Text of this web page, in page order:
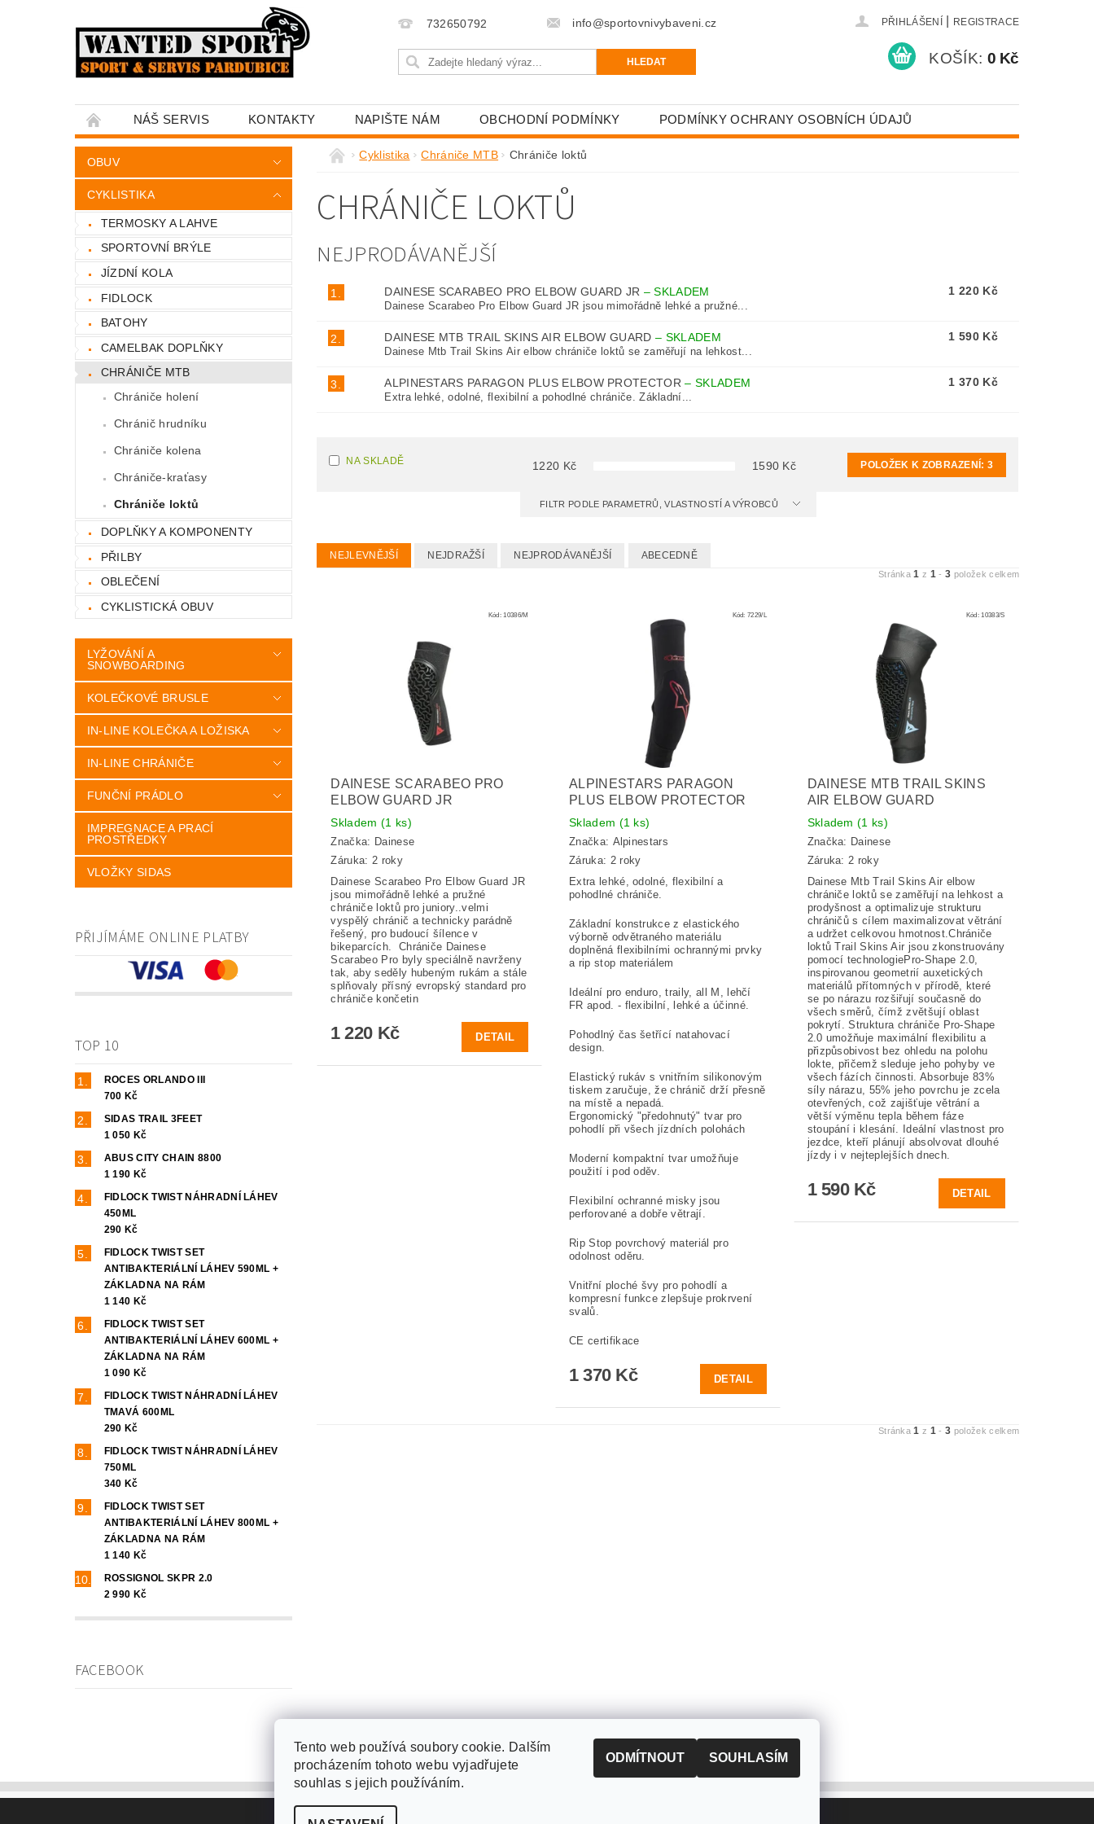
732650792 info@sportovnivybaveni.cz PŘIHLÁŠENÍ REGISTRACE
KOŠÍK: 0 Kč
NÁŠ SERVIS KONTAKTY NAPIŠTE NÁM OBCHODNÍ PODMÍNKY PODMÍNKY OCHRANY OSOBNÍCH ÚDAJŮ
OBUV
CYKLISTIKA
TERMOSKY A LAHVE
SPORTOVNÍ BRÝLE
JÍZDNÍ KOLA
FIDLOCK
BATOHY
CAMELBAK DOPLŇKY
CHRÁNIČE MTB
Chrániče holení
Chránič hrudníku
Chrániče kolena
Chrániče-kraťasy
Chrániče loktů
DOPLŇKY A KOMPONENTY
PŘILBY
OBLEČENÍ
CYKLISTICKÁ OBUV
LYŽOVÁNÍ A
SNOWBOARDING
KOLEČKOVÉ BRUSLE
IN-LINE KOLEČKA A LOŽISKA
IN-LINE CHRÁNIČE
FUNČNÍ PRÁDLO
IMPREGNACE A PRACÍ
PROSTŘEDKY
VLOŽKY SIDAS
PŘIJÍMÁME ONLINE PLATBY
TOP 10
ROCES ORLANDO III
700 Kč
SIDAS TRAIL 3FEET
1 050 Kč
ABUS CITY CHAIN 8800
1 190 Kč
FIDLOCK TWIST NÁHRADNÍ LÁHEV
450ML
290 Kč
FIDLOCK TWIST SET
ANTIBAKTERIÁLNÍ LÁHEV 590ML +
ZÁKLADNA NA RÁM
1 140 Kč
FIDLOCK TWIST SET
ANTIBAKTERIÁLNÍ LÁHEV 600ML +
ZÁKLADNA NA RÁM
1 090 Kč
FIDLOCK TWIST NÁHRADNÍ LÁHEV
TMAVÁ 600ML
290 Kč
FIDLOCK TWIST NÁHRADNÍ LÁHEV
750ML
340 Kč
FIDLOCK TWIST SET
ANTIBAKTERIÁLNÍ LÁHEV 800ML +
ZÁKLADNA NA RÁM
1 140 Kč
ROSSIGNOL SKPR 2.0
2 990 Kč
FACEBOOK
Cyklistika Chrániče MTB Chrániče loktů
CHRÁNIČE LOKTŮ
NEJPRODÁVANĚJŠÍ
1. DAINESE SCARABEO PRO ELBOW GUARD JR –SKLADEM
Dainese Scarabeo Pro Elbow Guard JR jsou mimořádně lehké a pružné...
1 220 Kč
2. DAINESE MTB TRAIL SKINS AIR ELBOW GUARD– SKLADEM
Dainese Mtb Trail Skins Air elbow chrániče loktů se zaměřují na lehkost...
1 590 Kč
3. ALPINESTARS PARAGON PLUS ELBOW PROTECTOR– SKLADEM
Extra lehké, odolné, flexibilní a pohodlné chrániče. Základní...
1 370 Kč
NA SKLADĚ 1220 Kč 1590 Kč POLOŽEK K ZOBRAZENÍ:3
FILTR PODLE PARAMETRŮ, VLASTNOSTÍ A VÝROBCŮ
NEJLEVNĚJŠÍ NEJDRAŽŠÍ NEJPRODÁVANĚJŠÍ ABECEDNĚ
Stránka1 z 1 -3 položek celkem
Kód:10386/M
DAINESE SCARABEO PRO
ELBOW GUARD JR
Skladem (1 ks)
Značka: Dainese
Záruka: 2 roky
Dainese Scarabeo Pro Elbow Guard JR
jsou mimořádně lehké a pružné
chrániče loktů pro juniory..velmi
vyspělý chránič a technicky parádně
řešený, pro budoucí šílence v
bikeparcích. Chrániče Dainese
Scarabeo Pro byly speciálně navrženy
tak, aby seděly hubeným rukám a stále
splňovaly přísný evropský standard pro
chrániče končetin
1 220 Kč DETAIL
Kód:7229/L
ALPINESTARS PARAGON
PLUS ELBOW PROTECTOR
Skladem (1 ks)
Značka: Alpinestars
Záruka: 2 roky
Extra lehké, odolné, flexibilní a
pohodlné chrániče.
Základní konstrukce z elastického
výborně odvětraného materiálu
doplněná flexibilními ochrannými prvky
a rip stop materiálem
Ideální pro enduro, traily, all M, lehčí
FR apod. - flexibilní, lehké a účinné.
Pohodlný čas šetřící natahovací
design.
Elastický rukáv s vnitřním silikonovým
tiskem zaručuje, že chránič drží přesně
na místě a nepadá.
Ergonomický "předohnutý" tvar pro
pohodlí při všech jízdních polohách
Moderní kompaktní tvar umožňuje
použití i pod oděv.
Flexibilní ochranné misky jsou
perforované a dobře větrají.
Rip Stop povrchový materiál pro
odolnost oděru.
Vnitřní ploché švy pro pohodlí a
kompresní funkce zlepšuje prokrvení
svalů.
CE certifikace
1 370 Kč DETAIL
Kód:10383/S
DAINESE MTB TRAIL SKINS
AIR ELBOW GUARD
Skladem(1 ks)
Značka: Dainese
Záruka: 2 roky
Dainese Mtb Trail Skins Air elbow
chrániče loktů se zaměřují na lehkost a
prodyšnost a optimalizuje strukturu
chráničů s cílem maximalizovat větrání
a udržet celkovou hmotnost.Chrániče
loktů Trail Skins Air jsou zkonstruovány
pomocí technologiePro-Shape 2.0,
inspirovanou geometrií auxetických
materiálů přítomných v přírodě, které
se po nárazu rozšiřují současně do
všech směrů, čímž zvětšují oblast
pokrytí. Struktura chrániče Pro-Shape
2.0 umožňuje maximální flexibilitu a
přizpůsobivost bez ohledu na polohu
lokte, přičemž sleduje jeho pohyby ve
všech fázích činnosti. Absorbuje 83%
síly nárazu, 55% jeho povrchu je zcela
otevřených, což zajišťuje větrání a
větší výměnu tepla během fáze
stoupání i klesání. Ideální vlastnost pro
jezdce, kteří plánují absolvovat dlouhé
jízdy i v nejteplejších dnech.
1 590 Kč DETAIL
Stránka1 z 1 -3 položek celkem
Tento web používá soubory cookie. Dalším
procházením tohoto webu vyjadřujete
souhlas s jejich používáním.
ODMÍTNOUT SOUHLASÍM